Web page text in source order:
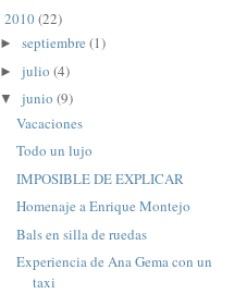
2010(22)
► septiembre (1)
► julio (4)
▼ junio (9)
Vacaciones
Todo un lujo
IMPOSIBLE DE EXPLICAR
Homenaje a Enrique Montejo
Bals en silla de ruedas
Experiencia de Ana Gema con un
taxi